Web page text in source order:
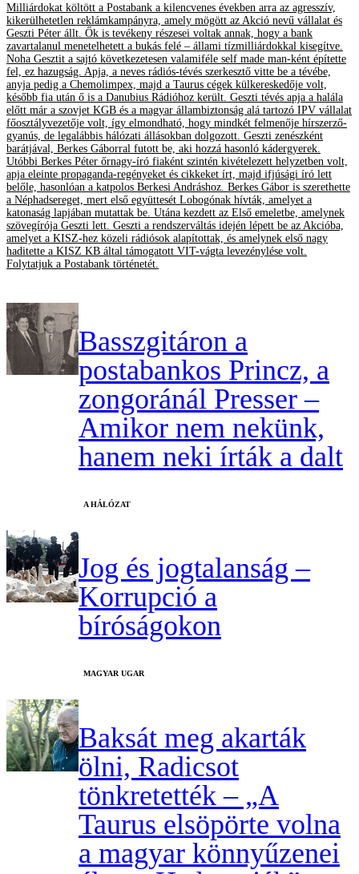
Milliárdokat költött a Postabank a kilencvenes években arra az agresszív,
kikerülhetetlen reklámkampányra, amely mögött az Akció nevű vállalat és
Geszti Péter állt. Ők is tevékeny részesei voltak annak, hogy a bank
zavartalanul menetelhetett a bukás felé – állami tízmilliárdokkal kisegítve.
Noha Gesztit a sajtó következetesen valamiféle self made man-ként építette
fel, ez hazugság. Apja, a neves rádiós-tévés szerkesztő vitte be a tévébe,
anyja pedig a Chemolimpex, majd a Taurus cégek külkereskedője volt,
később fia után ő is a Danubius Rádióhoz került. Geszti tévés apja a halála
előtt már a szovjet KGB és a magyar állambiztonság alá tartozó IPV vállalat
főosztályvezetője volt, így elmondható, hogy mindkét felmenője hírszerző-
gyanús, de legalábbis hálózati állásokban dolgozott. Geszti zenészként
barátjával, Berkes Gáborral futott be, aki hozzá hasonló kádergyerek.
Utóbbi Berkes Péter őrnagy-író fiaként szintén kivételezett helyzetben volt,
apja eleinte propaganda-regényeket és cikkeket írt, majd ifjúsági író lett
belőle, hasonlóan a katpolos Berkesi Andráshoz. Berkes Gábor is szerethette
a Néphadsereget, mert első együttesét Lobogónak hívták, amelyet a
katonaság lapjában mutattak be. Utána kezdett az Első emeletbe, amelynek
szövegírója Geszti lett. Geszti a rendszerváltás idején lépett be az Akcióba,
amelyet a KISZ-hez közeli rádiósok alapítottak, és amelynek első nagy
haditette a KISZ KB által támogatott VIT-vágta levezénylése volt.
Folytatjuk a Postabank történetét.
Basszgitáron a
postabankos Princz, a
zongoránál Presser –
Amikor nem nekünk,
hanem neki írták a dalt
A HÁLÓZAT
Jog és jogtalanság –
Korrupció a
bíróságokon
MAGYAR UGAR
Baksát meg akarták
ölni, Radicsot
tönkretették – „A
Taurus elsöpörte volna
a magyar könnyűzenei